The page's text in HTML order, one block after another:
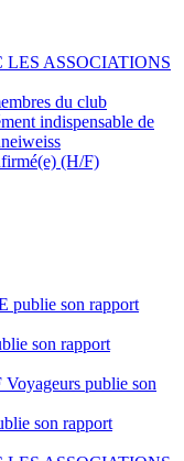
ASSOCIATIONS
du club
indispensable de
(H/F)
publie son rapport
son rapport
publie son
son rapport